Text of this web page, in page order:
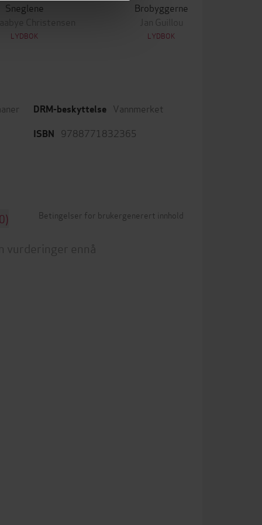
Sneglene
Christensen
LYDBOK
Brobyggerne
Jan Guillou
LYDBOK
DRM-beskyttelse Vannmerket
ISBN 9788771832365
Betingelser for brukergenerert innhold
vurderinger ennå